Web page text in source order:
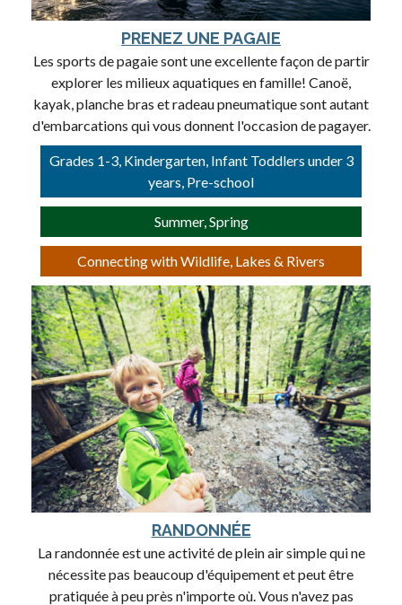
PRENEZ UNE PAGAIE
Les sports de pagaie sont une excellente façon de partir
explorer les milieux aquatiques en famille! Canoë,
kayak, planche bras et radeau pneumatique sont autant
d'embarcations qui vous donnent l'occasion de pagayer.
Grades 1-3, Kindergarten, Infant Toddlers under 3
years, Pre-school
Summer, Spring
Connecting with Wildlife, Lakes & Rivers
RANDONNÉE
La randonnée est une activité de plein air simple qui ne
nécessite pas beaucoup d'équipement et peut être
pratiquée à peu près n'importe où. Vous n'avez pas